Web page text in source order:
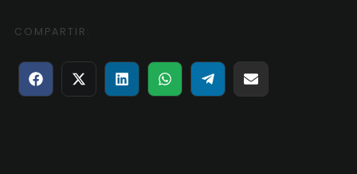
COMPARTIR:
Compartir
en
Compartir
en
Compartir
en
Compartir
en
Compartir
en
Compartir
en